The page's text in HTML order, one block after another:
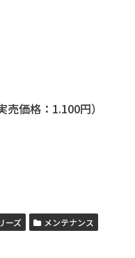
価格：1.100円）
ーズ メンテナンス